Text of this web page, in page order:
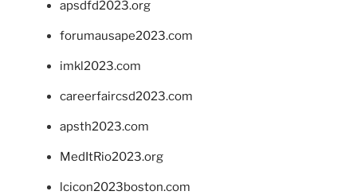
apsdfd2023.org
forumausape2023.com
imkl2023.com
careerfaircsd2023.com
apsth2023.com
MedItRio2023.org
lcicon2023boston.com